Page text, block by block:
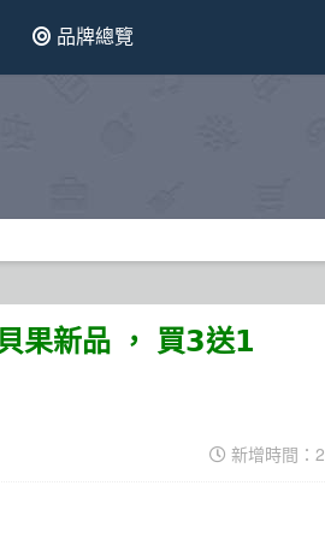
品牌總覽
果新品 ， 買𝟯送𝟭
新增時間：